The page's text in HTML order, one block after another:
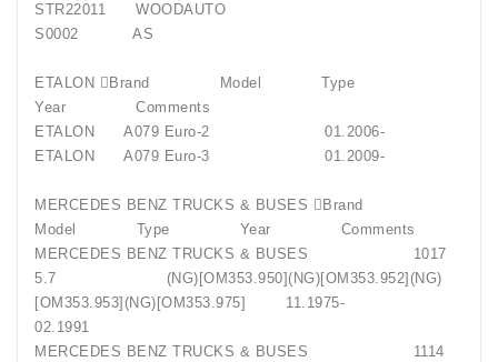
STR22011 WOODAUTO
S0002 AS
ETALON Brand Model Type
Year Comments
ETALON A079 Euro-2 01.2006-
ETALON A079 Euro-3 01.2009-
MERCEDES BENZ TRUCKS & BUSES Brand
Model Type Year Comments
MERCEDES BENZ TRUCKS & BUSES 1017
5.7 (NG)[OM353.950](NG)[OM353.952](NG)
[OM353.953](NG)[OM353.975] 11.1975-
02.1991
MERCEDES BENZ TRUCKS & BUSES 1114